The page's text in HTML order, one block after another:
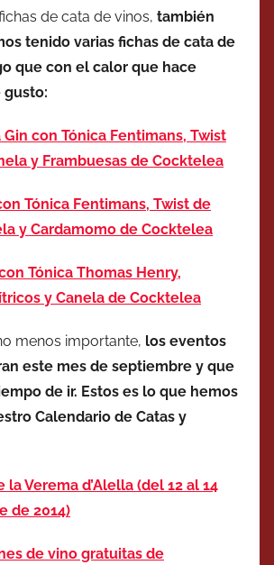
de cata de vinos, también
tenido varias fichas de cata de
que con el calor que hace
gusto:
con Tónica Fentimans, Twist
y Frambuesas de Cocktelea
Tónica Fentimans, Twist de
y Cardamomo de Cocktelea
Tónica Thomas Henry,
y Canela de Cocktelea
menos importante, los eventos
este mes de septiembre y que
de ir. Estos es lo que hemos
Calendario de Catas y
la Verema d’Alella (del 12 al 14
de 2014)
de vino gratuitas de